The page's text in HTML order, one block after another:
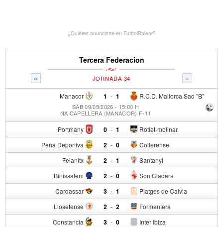
¿Quieres anunciarte en FutbolBalear?
Tercera Federacion
« »
JORNADA 34
Manacor 1 - R.C.D. Mallorca Sad "B"
1
SÁB 09/05/2026 - 15:00 H
NA CAPELLERA (MANACOR) F-11
Portmany 0 - Rotlet-molinar
1
Peña Deportiva 2 - Collerense
0
Felanitx 2 - Santanyi
1
Binissalem 2 - Son Cladera
0
Cardassar 3 - Platges de Calvia
1
Llosetense 2 - Formentera
2
Constancia 3 - Inter Ibiza
0